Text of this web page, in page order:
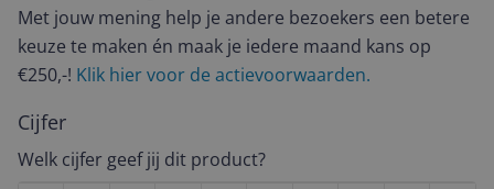
Met jouw mening help je andere bezoekers een betere
keuze te maken én maak je iedere maand kans op
€250,-! Klik hier voor de actievoorwaarden.
Cijfer
Welk cijfer geef jij dit product?